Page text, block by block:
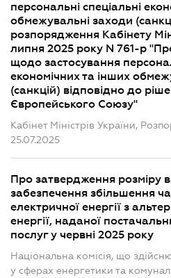
персональні спеціальні
обмежувальні заходи
розпорядження Кабінету
липня 2025 року N 761-р
щодо застосування
економічних та інших
(санкцій) відповідно до
Європейського Союзу"
Кабінет Міністрів України,
25.07.2025
Про затвердження розміру
забезпечення збільшення
електричної енергії з
енергії, наданої
послуг у червні 2025 року
Національна комісія, що
у сферах енергетики та